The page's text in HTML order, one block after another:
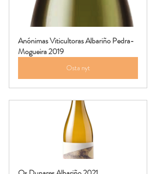
Anónimas Viticultoras Albariño Pedra-
Mogueira 2019
Osta nyt